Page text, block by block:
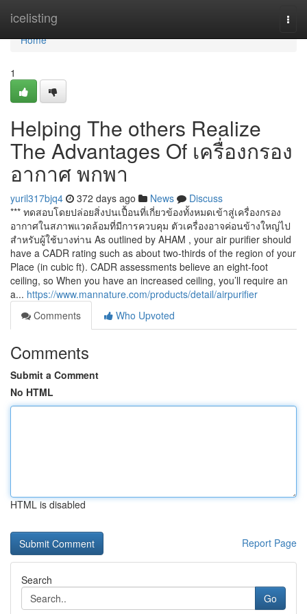
icelisting
Home
Home
1
Helping The others Realize
The Advantages Of เครื่องกรอง
อากาศ พกพา
yuril317bjq4 372 days ago News
Discuss
*** ทดสอบโดยปล่อยสิ่งปนเปื้อนที่เกี่ยวข้องทั้งหมดเข้าสู่เครื่องกรอง
อากาศในสภาพแวดล้อมที่มีการควบคุม ตัวเครื่องอาจค่อนข้างใหญ่ไป
สำหรับผู้ใช้บางท่าน As outlined by AHAM , your air purifier should
have a CADR rating such as about two-thirds of the region of your
Place (in cubic ft). CADR assessments believe an eight-foot
ceiling, so When you have an increased ceiling, you’ll require an
a... https://www.mannature.com/products/detail/airpurifier
Comments
Who Upvoted
Comments
Submit a Comment
No HTML
HTML is disabled
Report Page
Search
Go